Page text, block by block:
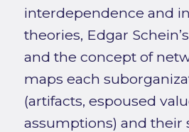
interdependence and
theories, Edgar
and the concept of
maps each
(artifacts, espoused
assumptions) and their